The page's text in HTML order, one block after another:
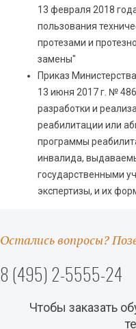
13 февраля 2018
пользования
протезами и
замены"
Приказ
13 июня 2017 г. №
разработки и
реабилитации или
программы
инвалида,
государственными
экспертизы, и их
Остались вопросы?
8 (495) 2-5555-24
Чтобы заказать